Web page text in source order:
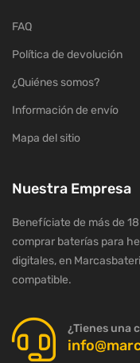
FAQ
Política de devolución
¿Quiénes somos?
Información de envío
Mapa del sitio
Nuestra Empresa
Benefíciate de más de
comprar baterías para
digitales, en
compatible.
¿Tienes una